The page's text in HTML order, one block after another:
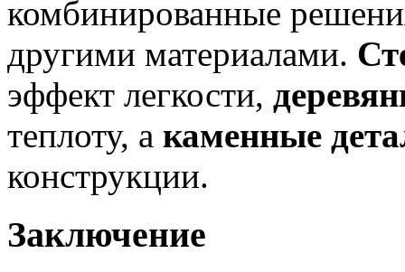
комбинированные
другими материалами.
эффект легкости,
теплоту, а каменные
конструкции.
Заключение